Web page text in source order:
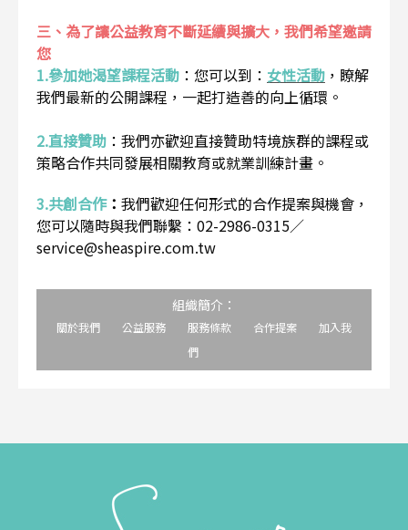
三、為了讓公益教育不斷延續與擴大，我們希望邀請
您
1.參加她渴望課程活動 ： 您可以到： 女性活動 ，瞭解
我們最新的公開課程，一起打造善的向上循環。
2.直接贊助 ： 我們亦歡迎直接贊助特境族群的課程或
策略合作共同發展相關教育或就業訓練計畫。
3.共創合作： 我們歡迎任何形式的合作提案與機會，
您可以隨時與我們聯繫：02-2986-0315／
service@sheaspire.com.tw
組織簡介：
關於我們 公益服務 服務條款 合作提案
加入我
們